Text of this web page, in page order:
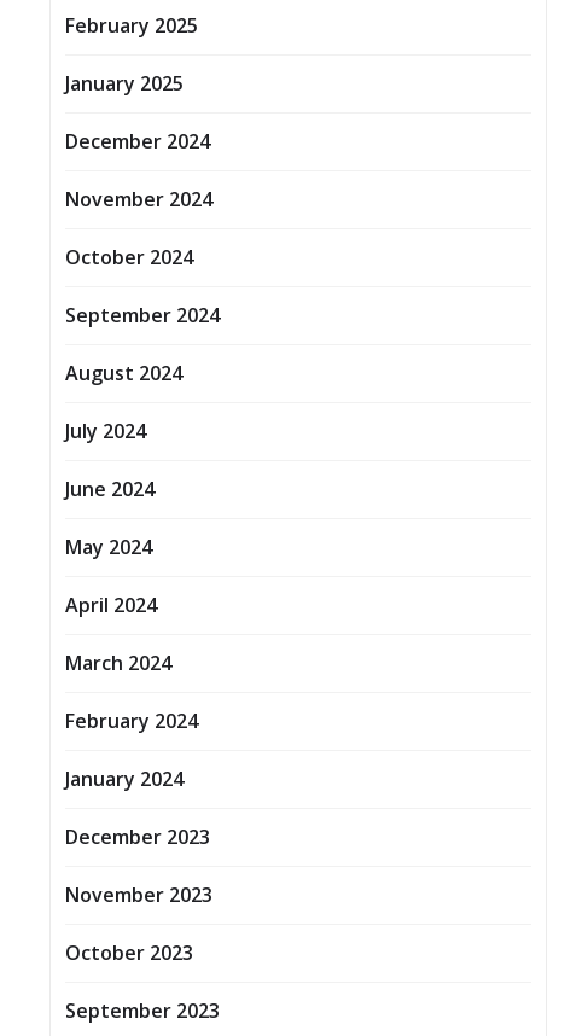
February 2025
January 2025
December 2024
November 2024
October 2024
September 2024
August 2024
July 2024
June 2024
May 2024
April 2024
March 2024
February 2024
January 2024
December 2023
November 2023
October 2023
September 2023